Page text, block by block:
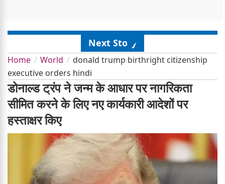
Next Story
Home World
donald trump birthright citizenship
executive orders hindi
डोनाल्ड ट्रंप ने जन्म के आधार पर नागरिकता
सीमित करने के लिए नए कार्यकारी आदेशों पर
हस्ताक्षर किए